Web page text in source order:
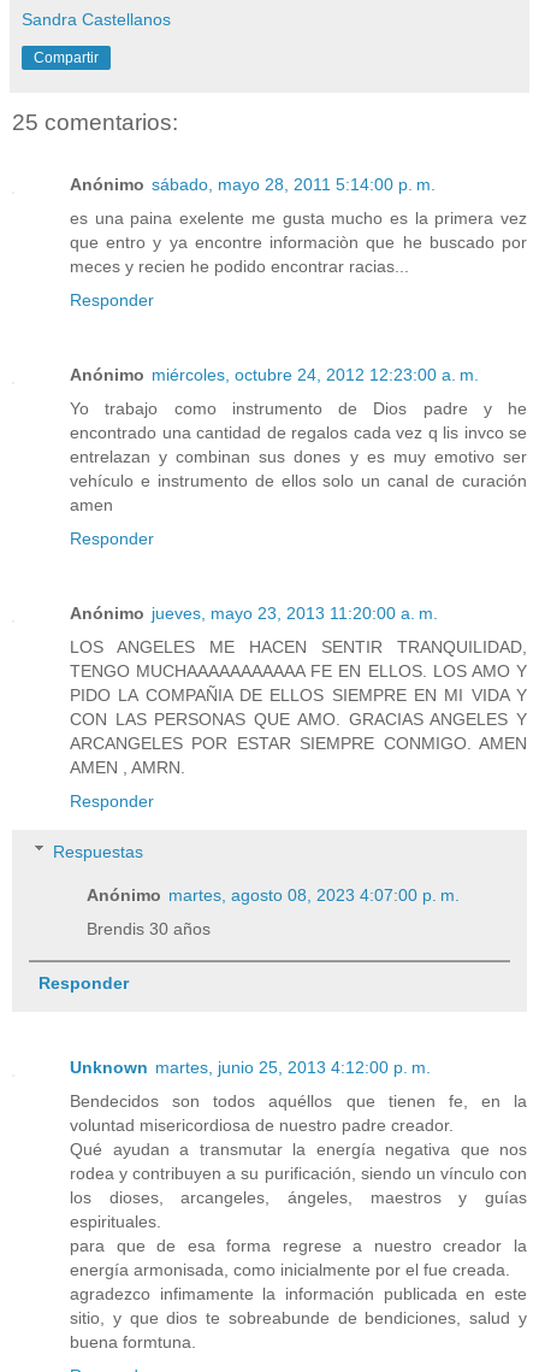
Sandra Castellanos
Compartir
25 comentarios:
Anónimo sábado, mayo 28, 2011 5:14:00 p. m.
es una paina exelente me gusta mucho es la primera vez
que entro y ya encontre informaciòn que he buscado por
meces y recien he podido encontrar racias...
Responder
Anónimo miércoles, octubre 24, 2012 12:23:00 a. m.
Yo trabajo como instrumento de Dios padre y he
encontrado una cantidad de regalos cada vez q lis invco se
entrelazan y combinan sus dones y es muy emotivo ser
vehículo e instrumento de ellos solo un canal de curación
amen
Responder
Anónimo jueves, mayo 23, 2013 11:20:00 a. m.
LOS ANGELES ME HACEN SENTIR TRANQUILIDAD,
TENGO MUCHAAAAAAAAAAA FE EN ELLOS. LOS AMO Y
PIDO LA COMPAÑIA DE ELLOS SIEMPRE EN MI VIDA Y
CON LAS PERSONAS QUE AMO. GRACIAS ANGELES Y
ARCANGELES POR ESTAR SIEMPRE CONMIGO. AMEN
AMEN , AMRN.
Responder
Respuestas
Anónimo martes, agosto 08, 2023 4:07:00 p. m.
Brendis 30 años
Responder
Unknown martes, junio 25, 2013 4:12:00 p. m.
Bendecidos son todos aquéllos que tienen fe, en la
voluntad misericordiosa de nuestro padre creador.
Qué ayudan a transmutar la energía negativa que nos
rodea y contribuyen a su purificación, siendo un vínculo con
los dioses, arcangeles, ángeles, maestros y guías
espirituales.
para que de esa forma regrese a nuestro creador la
energía armonisada, como inicialmente por el fue creada.
agradezco infimamente la información publicada en este
sitio, y que dios te sobreabunde de bendiciones, salud y
buena formtuna.